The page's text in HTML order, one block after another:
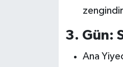
3. Gün:
Ana